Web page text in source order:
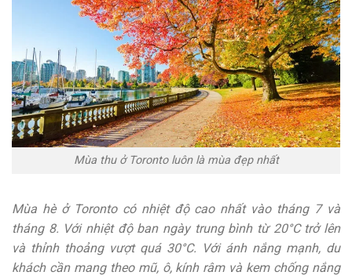
Mùa thu ở Toronto luôn là mùa đẹp nhất
Mùa hè ở Toronto có nhiệt độ cao nhất vào tháng 7 và
tháng 8. Với nhiệt độ ban ngày trung bình từ 20°C trở lên
và thỉnh thoảng vượt quá 30°C. Với ánh nắng mạnh, du
khách cần mang theo mũ, ô, kính râm và kem chống nắng